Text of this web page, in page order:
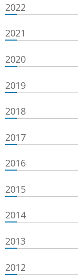
2022
2021
2020
2019
2018
2017
2016
2015
2014
2013
2012